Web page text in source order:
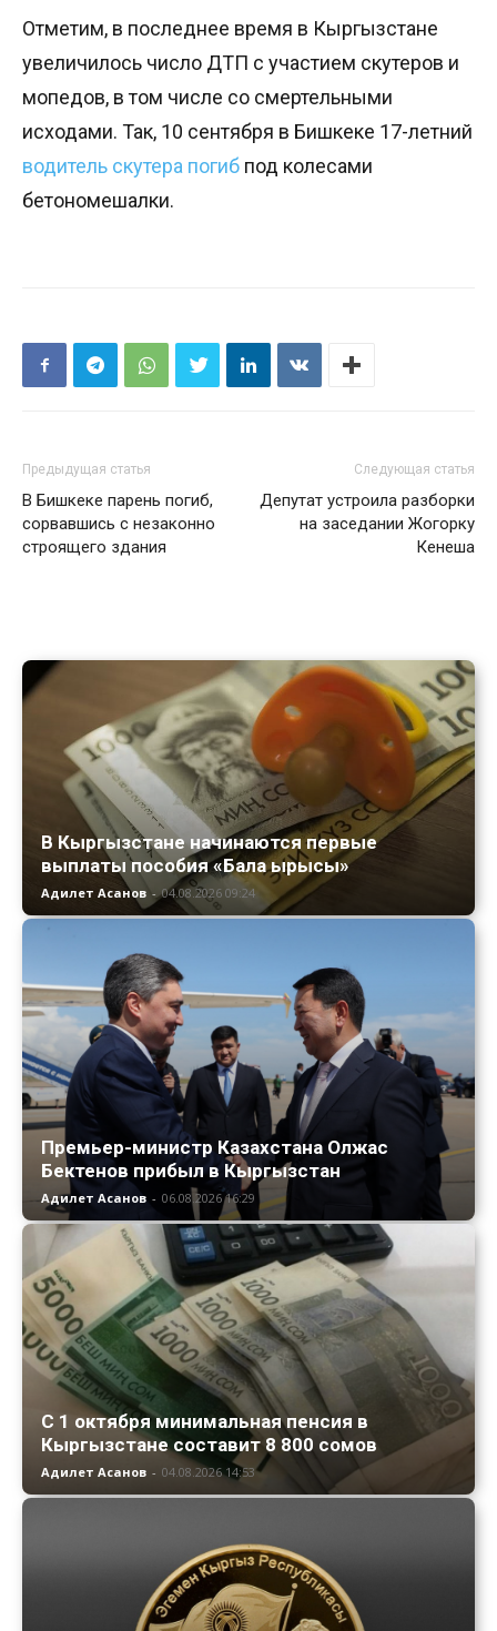
Отметим, в последнее время в Кыргызстане
увеличилось число ДТП с участием скутеров и
мопедов, в том числе со смертельными
исходами. Так, 10 сентября в Бишкеке 17-летний
водитель скутера погиб под колесами
бетономешалки.
Предыдущая статья
В Бишкеке парень погиб,
сорвавшись с незаконно
строящего здания
Следующая статья
Депутат устроила разборки
на заседании Жогорку
Кенеша
В Кыргызстане начинаются первые
выплаты пособия «Бала ырысы»
Адилет Асанов - 04.08.2026 09:24
Премьер-министр Казахстана Олжас
Бектенов прибыл в Кыргызстан
Адилет Асанов - 06.08.2026 16:29
С 1 октября минимальная пенсия в
Кыргызстане составит 8 800 сомов
Адилет Асанов - 04.08.2026 14:53